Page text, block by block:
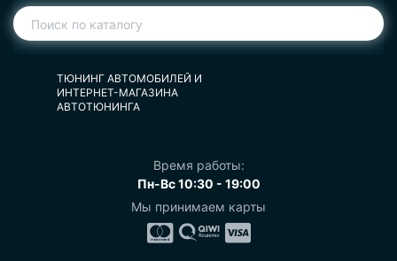
ТЮНИНГ АВТОМОБИЛЕЙ И
ИНТЕРНЕТ-МАГАЗИНА
АВТОТЮНИНГА
Время работы:
Пн-Вс 10:30 - 19:00
Мы принимаем карты